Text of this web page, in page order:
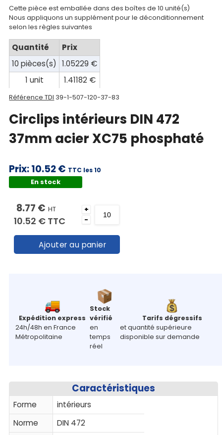
Mon
panier
Contact
Cette pièce est emballée dans des boîtes de 10 unité(s)
Nous appliquons un supplément pour le déconditionnement
selon les règles suivantes
Quantité
Prix
10 pièces(s)
1.05229 €
1 unit
1.41182 €
Référence TDI 39-1-507-120-37-83
Circlips intérieurs DIN 472
37mm acier XC75 phosphaté
Prix:10.52 € TTC les 10
En stock
8.77 € HT
10.52 € TTC
+
-
Ajouter au panier
Expédition express
24h/48h en France
Métropolitaine
Stock
vérifié
en
temps
réel
Tarifs dégressifs
et quantité supérieure
disponible sur demande
Caractéristiques
Forme
intérieurs
Norme
DIN 472